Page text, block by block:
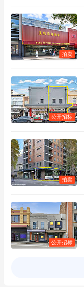
拍卖
公开招标
拍卖
公开招标